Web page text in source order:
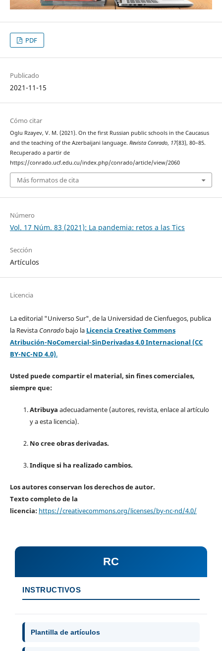
PDF
Publicado
2021-11-15
Cómo citar
Oglu Rzayev, V. M. (2021). On the first Russian public schools in the Caucasus
and the teaching of the Azerbaijani language. Revista Conrado, 17(83), 80–85.
Recuperado a partir de
https://conrado.ucf.edu.cu/index.php/conrado/article/view/2060
Más formatos de cita
Número
Vol. 17 Núm. 83 (2021): La pandemia: retos a las Tics
Sección
Artículos
Licencia
La editorial "Universo Sur", de la Universidad de Cienfuegos, publica
la Revista Conradobajo la Licencia Creative Commons
Atribución-NoComercial-SinDerivadas 4.0 Internacional (CC
BY-NC-ND 4.0).
Usted puede compartir el material, sin fines comerciales,
siempre que:
Atribuya adecuadamente (autores, revista, enlace al artículo
y a esta licencia).
No cree obras derivadas.
Indique si ha realizado cambios.
Los autores conservan los derechos de autor.
Texto completo de la
licencia: https://creativecommons.org/licenses/by-nc-nd/4.0/
RC
INSTRUCTIVOS
Plantilla de artículos